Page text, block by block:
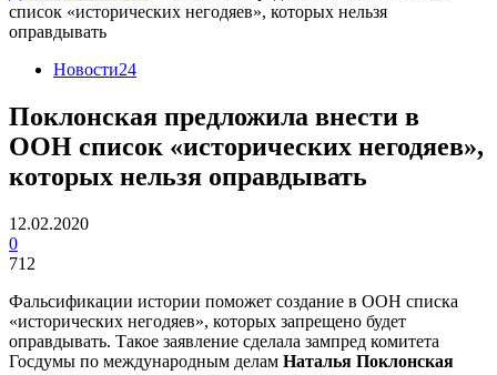
список «исторических негодяев», которых нельзя
оправдывать
Новости24
Поклонская предложила внести в
ООН список «исторических негодяев»,
которых нельзя оправдывать
12.02.2020
0
712
Фальсификации истории поможет создание в ООН списка
«исторических негодяев», которых запрещено будет
оправдывать. Такое заявление сделала зампред комитета
Госдумы по международным делам Наталья Поклонская